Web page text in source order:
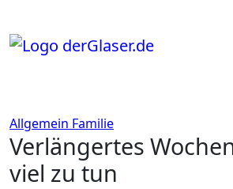
springen
Allgemein Familie
Verlängertes
viel zu tun